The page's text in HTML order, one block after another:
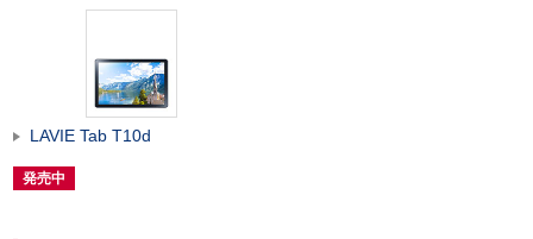
LAVIE Tab T10d
発売中